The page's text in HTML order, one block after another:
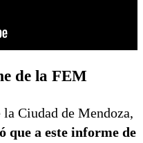
de la FEM
Ciudad de Mendoza,
que a este informe de